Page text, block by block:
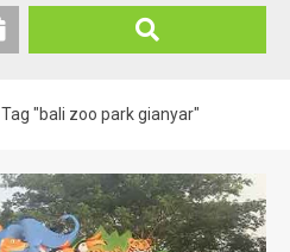
Tag "bali zoo park gianyar"